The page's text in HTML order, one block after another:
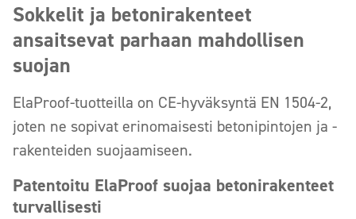
Sokkelit ja betonirakenteet
ansaitsevat parhaan mahdollisen
suojan
ElaProof-tuotteilla on CE-hyväksyntä EN 1504-2,
joten ne sopivat erinomaisesti betonipintojen ja -
rakenteiden suojaamiseen.
Patentoitu ElaProof suojaa betonirakenteet
turvallisesti